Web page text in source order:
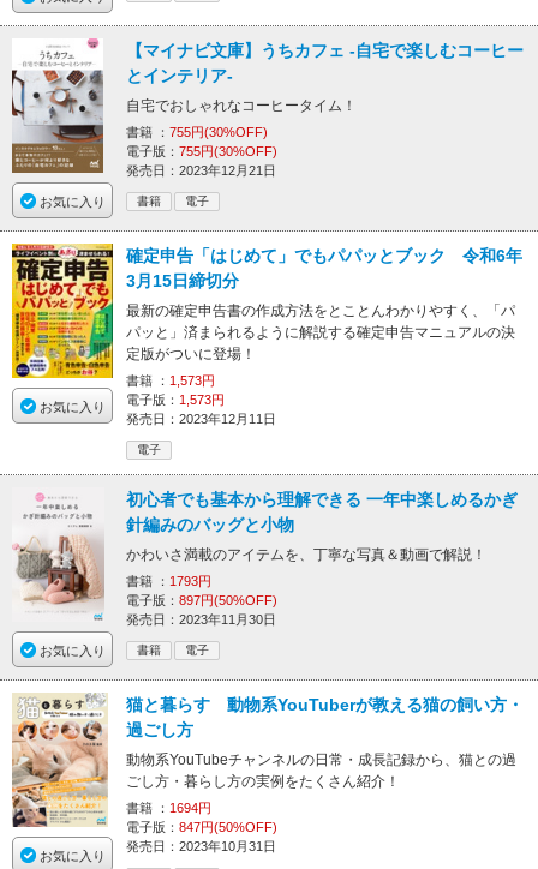
お気に入り
【マイナビ文庫】うちカフェ -自宅で楽しむコーヒー
とインテリア-
自宅でおしゃれなコーヒータイム！
書籍 ： 755円(30%OFF)
電子版： 755円(30%OFF)
発売日：2023年12月21日
書籍 電子
お気に入り
確定申告「はじめて」でもパパッとブック 令和6年
3月15日締切分
最新の確定申告書の作成方法をとことんわかりやすく、「パ
パッと」済まられるように解説する確定申告マニュアルの決
定版がついに登場！
書籍 ： 1,573円
電子版： 1,573円
発売日：2023年12月11日
電子
お気に入り
初心者でも基本から理解できる 一年中楽しめるかぎ
針編みのバッグと小物
かわいさ満載のアイテムを、丁寧な写真＆動画で解説！
書籍 ： 1793円
電子版： 897円(50%OFF)
発売日：2023年11月30日
書籍 電子
お気に入り
猫と暮らす 動物系YouTuberが教える猫の飼い方・
過ごし方
動物系YouTubeチャンネルの日常・成長記録から、猫との過
ごし方・暮らし方の実例をたくさん紹介！
書籍 ： 1694円
電子版： 847円(50%OFF)
発売日：2023年10月31日